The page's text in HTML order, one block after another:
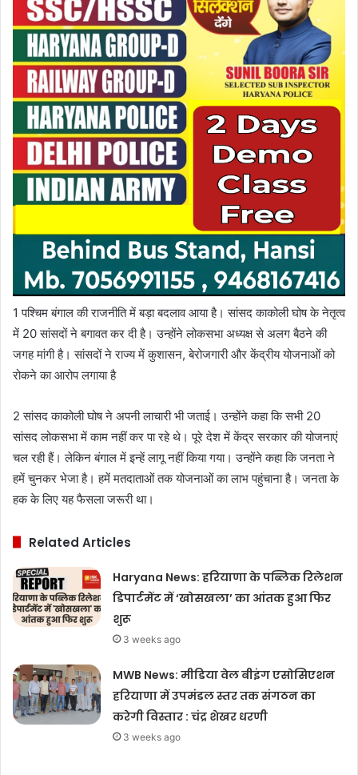
1 पश्चिम बंगाल की राजनीति में बड़ा बदलाव आया है। सांसद काकोली घोष के नेतृत्व
में 20 सांसदों ने बगावत कर दी है। उन्होंने लोकसभा अध्यक्ष से अलग बैठने की
जगह मांगी है। सांसदों ने राज्य में कुशासन, बेरोजगारी और केंद्रीय योजनाओं को
रोकने का आरोप लगाया है
2 सांसद काकोली घोष ने अपनी लाचारी भी जताई। उन्होंने कहा कि सभी 20
सांसद लोकसभा में काम नहीं कर पा रहे थे। पूरे देश में केंद्र सरकार की योजनाएं
चल रही हैं। लेकिन बंगाल में इन्हें लागू नहीं किया गया। उन्होंने कहा कि जनता ने
हमें चुनकर भेजा है। हमें मतदाताओं तक योजनाओं का लाभ पहुंचाना है। जनता के
हक के लिए यह फैसला जरूरी था।
Related Articles
Haryana News: हरियाणा के पब्लिक रिलेशन
डिपार्टमेंट में ‘खोसखला’ का आंतक हुआ फिर
शुरू
3 weeks ago
MWB News: मीडिया वेल बीइंग एसोसिएशन
हरियाणा में उपमंडल स्तर तक संगठन का
करेगी विस्तार : चंद्र शेखर धरणी
3 weeks ago